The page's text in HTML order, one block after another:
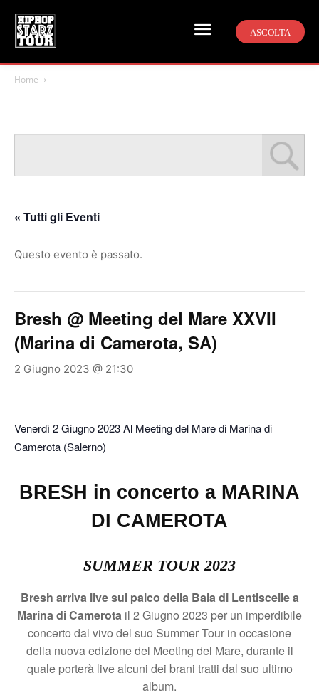
ASCOLTA
Home
« Tutti gli Eventi
Questo evento è passato.
Bresh @ Meeting del Mare XXVII
(Marina di Camerota, SA)
2 Giugno 2023 @ 21:30
Venerdì 2 Giugno 2023 Al Meeting del Mare di Marina di
Camerota (Salerno)
BRESH in concerto a MARINA
DI CAMEROTA
SUMMER TOUR 2023
Bresh arriva live sul palco della Baia di Lentiscelle a
Marina di Camerota il 2 Giugno 2023 per un imperdibile
concerto dal vivo del suo Summer Tour in occasione
della nuova edizione del Meeting del Mare, durante il
quale porterà live alcuni dei brani tratti dal suo ultimo
album.